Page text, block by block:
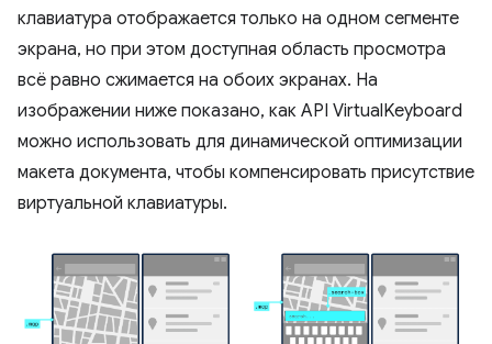
клавиатура отображается только на одном сегменте
экрана, но при этом доступная область просмотра
всё равно сжимается на обоих экранах. На
изображении ниже показано, как API VirtualKeyboard
можно использовать для динамической оптимизации
макета документа, чтобы компенсировать присутствие
виртуальной клавиатуры.